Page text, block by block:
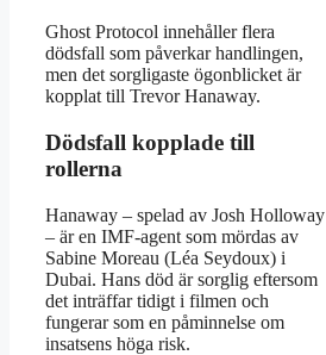
Ghost Protocol innehåller flera
dödsfall som påverkar handlingen,
men det sorgligaste ögonblicket är
kopplat till Trevor Hanaway.
Dödsfall kopplade till
rollerna
Hanaway – spelad av Josh Holloway
– är en IMF-agent som mördas av
Sabine Moreau (Léa Seydoux) i
Dubai. Hans död är sorglig eftersom
det inträffar tidigt i filmen och
fungerar som en påminnelse om
insatsens höga risk.